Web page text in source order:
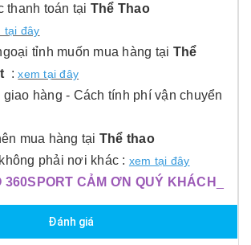
thanh toán tại Thể Thao
tại đây
tỉnh muốn mua hàng tại Thể
:xem tại đây
hàng - Cách tính phí vận chuyển
mua hàng tại Thể thao
phải nơi khác : xem tại đây
360SPORT CẢM ƠN QUÝ KHÁCH
Đánh giá